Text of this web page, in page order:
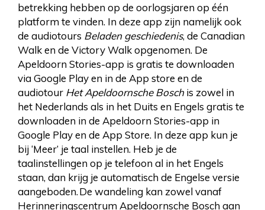
betrekking hebben op de oorlogsjaren op één
platform te vinden. In deze app zijn namelijk ook
de audiotours Beladen geschiedenis, de Canadian
Walk en de Victory Walk opgenomen. De
Apeldoorn Stories-app is gratis te downloaden
via Google Play en in de App store en de
audiotour Het Apeldoornsche Boschis zowel in
het Nederlands als in het Duits en Engels gratis te
downloaden in de Apeldoorn Stories-app in
Google Play en de App Store. In deze app kun je
bij ‘Meer’ je taal instellen. Heb je de
taalinstellingen op je telefoon al in het Engels
staan, dan krijg je automatisch de Engelse versie
aangeboden. De wandeling kan zowel vanaf
Herinneringscentrum Apeldoornsche Bosch aan